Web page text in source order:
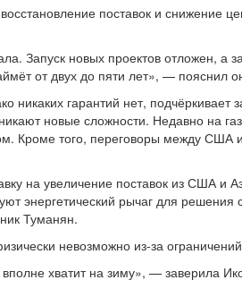
поставок и снижение
Запуск новых проектов отложен,
от двух до пяти лет», — пояснил
гарантий нет, подчёркивает
новые сложности. Недавно на
Кроме того, переговоры между
на увеличение поставок из США
энергетический рычаг для решения
Туманян.
невозможно из-за
хватит на зиму», — заверила